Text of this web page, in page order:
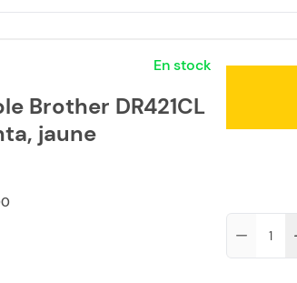
En stock
Brother DR421CL
jaune